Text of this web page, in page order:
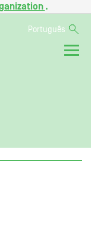
.
Português